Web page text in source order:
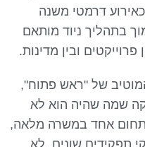
דרמטי משנה
בתהליך ניוד מותאם
ובין מדינות.
של "ראש פתוח",
שמה שהיה הוא לא
אחד במשרה מלאה,